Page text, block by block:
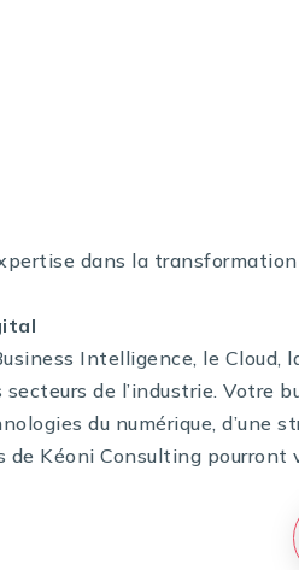
dans la
Intelligence, le Cloud,
de l’industrie. Votre
du numérique, d’une
Kéoni Consulting